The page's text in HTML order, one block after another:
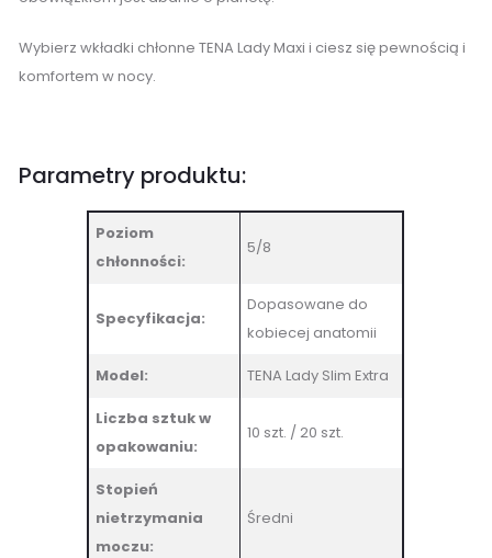
Wybierz wkładki chłonne TENA Lady Maxi i ciesz się pewnością i
komfortem w nocy.
Parametry produktu:
Poziom
chłonności:
5/8
Specyfikacja:
Dopasowane do
kobiecej anatomii
Model: TENA Lady Slim Extra
Liczba sztuk w
opakowaniu:
10 szt. / 20 szt.
Stopień
nietrzymania
moczu:
Średni